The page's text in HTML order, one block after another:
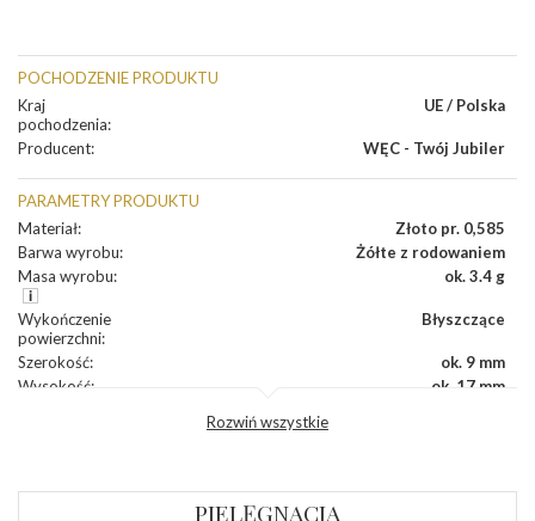
POCHODZENIE PRODUKTU
Kraj
pochodzenia:
UE / Polska
Producent: WĘC - Twój Jubiler
PARAMETRY PRODUKTU
Materiał:
Złoto pr. 0,585
Barwa wyrobu:
Żółte z rodowaniem
Masa wyrobu: ok. 3.4 g
Wykończenie
powierzchni:
Błyszczące
Szerokość:
ok. 9 mm
Wysokość:
ok. 17 mm
Kamień:
Diament
Rozwiń wszystkie
PIELĘGNACJA